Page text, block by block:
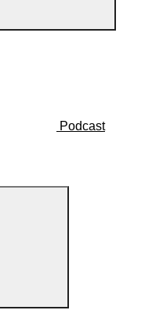
Podcast